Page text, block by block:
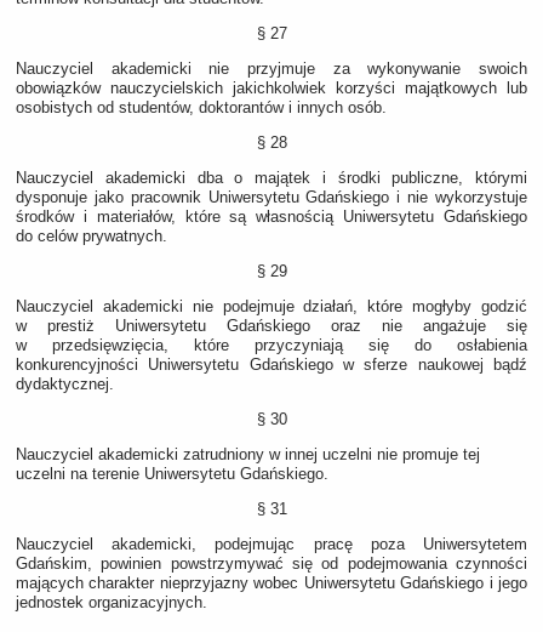
§ 27
Nauczyciel akademicki nie przyjmuje za wykonywanie swoich
obowiązków nauczycielskich jakichkolwiek korzyści majątkowych lub
osobistych od studentów, doktorantów i innych osób.
§ 28
Nauczyciel akademicki dba o majątek i środki publiczne, którymi
dysponuje jako pracownik Uniwersytetu Gdańskiego i nie wykorzystuje
środków i materiałów, które są własnością Uniwersytetu Gdańskiego
do celów prywatnych.
§ 29
Nauczyciel akademicki nie podejmuje działań, które mogłyby godzić
w prestiż Uniwersytetu Gdańskiego oraz nie angażuje się
w przedsięwzięcia, które przyczyniają się do osłabienia
konkurencyjności Uniwersytetu Gdańskiego w sferze naukowej bądź
dydaktycznej.
§ 30
Nauczyciel akademicki zatrudniony w innej uczelni nie promuje tej
uczelni na terenie Uniwersytetu Gdańskiego.
§ 31
Nauczyciel akademicki, podejmując pracę poza Uniwersytetem
Gdańskim, powinien powstrzymywać się od podejmowania czynności
mających charakter nieprzyjazny wobec Uniwersytetu Gdańskiego i jego
jednostek organizacyjnych.